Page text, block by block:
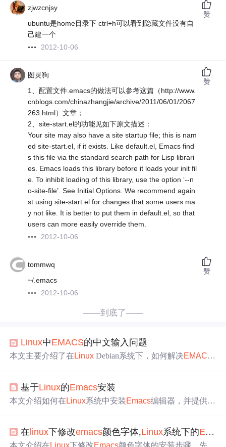
zjwzcnjsy
ubuntu是home目录下 ctrl+h可以看到隐藏文件没有自
己建一个
2012-10-06
赞
图灵狗
1、配置文件.emacs的做法可以参考这篇（http://www.
cnblogs.com/chinazhangjie/archive/2011/06/01/2067
263.html）文章；
2、site-start.el的功能见如下原文描述：
Your site may also have a site startup file; this is nam
ed site-start.el, if it exists. Like default.el, Emacs find
s this file via the standard search path for Lisp librari
es. Emacs loads this library before it loads your init fil
e. To inhibit loading of this library, use the option ‘--n
o-site-file’. See Initial Options. We recommend again
st using site-start.el for changes that some users ma
y not like. It is better to put them in default.el, so that
users can more easily override them.
2012-10-06
赞
tommwq
~/.emacs
2012-10-06
赞
——到底了——
Linux中EMACS的中文输入问题
本文主要介绍了在 Linux Debian系统下，如何解决EMACS
入的正确配置。
基于Linux的Emacs安装
本文介绍如何在 Linux系统中安装Emacs编辑器，并提供基
在linux下修改emacs颜色字体,Linux系统下的Emacs
本文介绍在 Linux下修改Emacs颜色字体的安装步骤。先安